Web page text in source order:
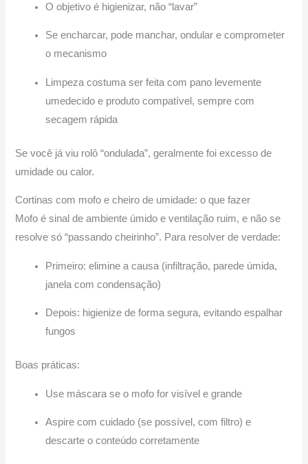
O objetivo é higienizar, não “lavar”
Se encharcar, pode manchar, ondular e comprometer
o mecanismo
Limpeza costuma ser feita com pano levemente
umedecido e produto compatível, sempre com
secagem rápida
Se você já viu rolô “ondulada”, geralmente foi excesso de
umidade ou calor.
Cortinas com mofo e cheiro de umidade: o que fazer
Mofo é sinal de ambiente úmido e ventilação ruim, e não se
resolve só “passando cheirinho”. Para resolver de verdade:
Primeiro: elimine a causa (infiltração, parede úmida,
janela com condensação)
Depois: higienize de forma segura, evitando espalhar
fungos
Boas práticas:
Use máscara se o mofo for visível e grande
Aspire com cuidado (se possível, com filtro) e
descarte o conteúdo corretamente